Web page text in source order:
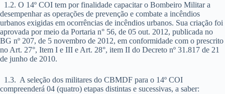
1.2. O 14º COI tem por finalidade capacitar o Bombeiro Militar a
desempenhar as operações de prevenção e combate a incêndios
urbanos exigidas em ocorrências de incêndios urbanos. Sua criação foi
aprovada por meio da Portaria n° 56, de 05 out. 2012, publicada no
BG nº 207, de 5 novembro de 2012, em conformidade com o prescrito
no Art. 27°, Item I e III e Art. 28°, item II do Decreto nº 31.817 de 21
de junho de 2010.
1.3. A seleção dos militares do CBMDF para o 14º COI
compreenderá 04 (quatro) etapas distintas e sucessivas, a saber: